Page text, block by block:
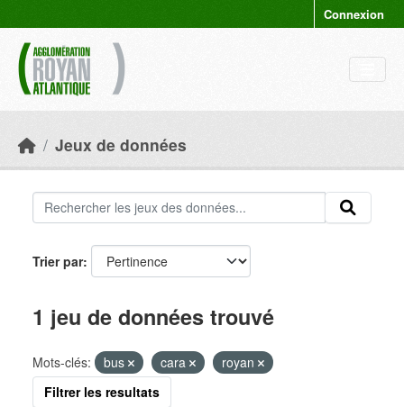
Connexion
Jeux de données
Trier par
1 jeu de données trouvé
Mots-clés: bus cara
royan
Filtrer les resultats